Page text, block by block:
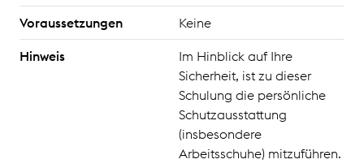
Voraussetzungen Keine
Hinweis
Im Hinblick auf Ihre
Sicherheit, ist zu dieser
Schulung die persönliche
Schutzausstattung
(insbesondere
Arbeitsschuhe) mitzuführen.